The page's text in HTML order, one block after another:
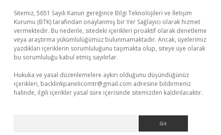
Sitemiz, 5651 Sayılı Kanun gereğince Bilgi Teknolojileri ve İletişim
Kurumu (BTK) tarafından onaylanmış bir Yer Sağlayıcı olarak hizmet
vermektedir. Bu nedenle, sitedeki içerikleri proaktif olarak denetleme
veya araştırma yükümlülüğümüz bulunmamaktadır. Ancak, üyelerimiz
yazdıkları içeriklerin sorumluluğunu taşımakta olup, siteye üye olarak
bu sorumluluğu kabul etmiş sayılırlar.
Hukuka ve yasal düzenlemelere aykırı olduğunu düşündüğünüz
içerikleri, backlinkpanelicomtr@gmail.com adresine bildirmeniz
halinde, ilgili içerikler yasal süre içerisinde sitemizden kaldırılacaktır.